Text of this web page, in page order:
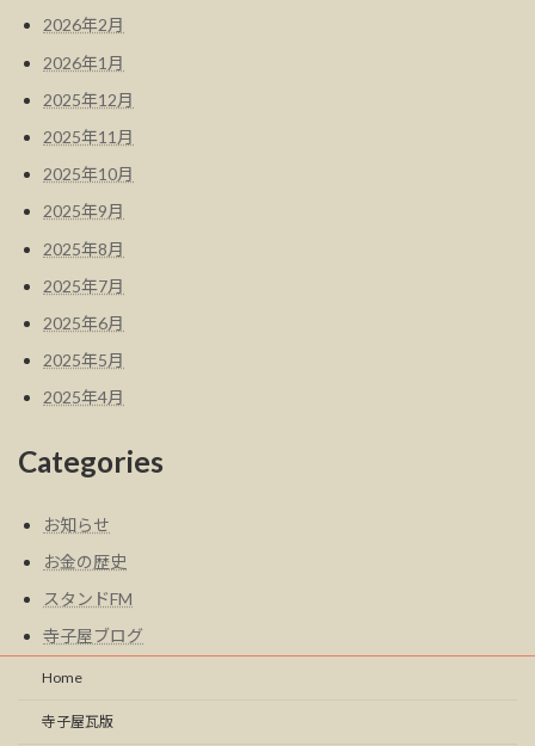
2026年2月
2026年1月
2025年12月
2025年11月
2025年10月
2025年9月
2025年8月
2025年7月
2025年6月
2025年5月
2025年4月
Categories
お知らせ
お金の歴史
スタンドFM
寺子屋ブログ
Home
寺子屋瓦版